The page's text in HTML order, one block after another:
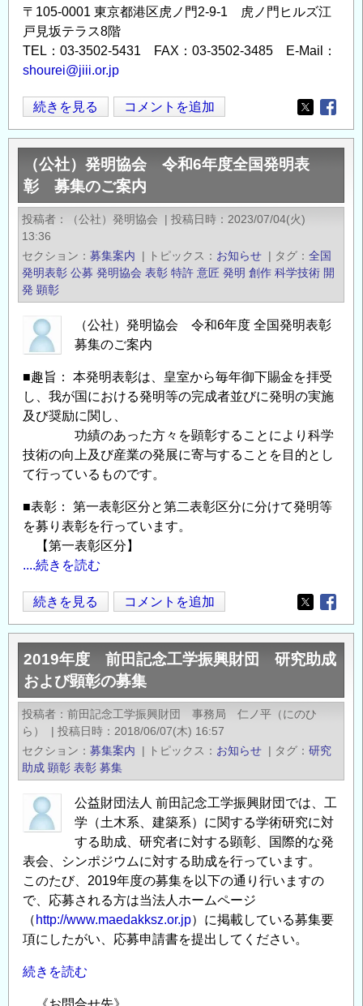
〒105-0001 東京都港区虎ノ門2-9-1 虎ノ門ヒルズ江
戸見坂テラス8階
TEL：03-3502-5431 FAX：03-3502-3485 E-Mail：
shourei@jiii.or.jp
(公
社)
発
明
協
会
令
和
6
年
地
方
発
表
募
集
ご
案
内
の
続きを見る コメントを追加
Opens in
（公社）発明協会 令和6年度全国発明表
彰 募集のご案内
投稿者 （公社）発明協会 | 投稿日時
2023/07/04(火)
13:36
セクション
募集案内 | トピックス お知らせ | タグ
全国
発明表彰 公募 発明協会 表彰 特許 意匠 発明 創作 科学技術 開
発 顕彰
（公社）発明協会 令和6年度 全国発明表彰
募集のご案内
■趣旨： 本発明表彰は、皇室から毎年御下賜金を拝受
し、我が国における発明等の完成者並びに発明の実施
及び奨励に関し、
功績のあった方々を顕彰することにより科学
技術の向上及び産業の発展に寄与することを目的とし
て行っているものです。
■表彰： 第一表彰区分と第二表彰区分に分けて発明等
を募り表彰を行っています。
【第一表彰区分】
....続きを読む
（公
社）
発
明
協
会
令
和
6
年
度
発
明
表
彰
募
集
続きを見る コメントを追加
Opens in
2019年度 前田記念工学振興財団 研究助成
および顕彰の募集
投稿者
前田記念工学振興財団 事務局 仁ノ平（にのひ
ら）
| 投稿日時
2018/06/07(木) 16:57
セクション
募集案内 | トピックス お知らせ | タグ
研究
助成 顕彰 表彰 募集
公益財団法人 前田記念工学振興財団では、工
学（土木系、建築系）に関する学術研究に対
する助成、研究者に対する顕彰、国際的な発
表会、シンポジウムに対する助成を行っています。
このたび、2019年度の募集を以下の通り行いますの
で、応募される方は当法人ホームページ
（ http://www.maedakksz.or.jp）に掲載している募集要
項にしたがい、応募申請書を提出してください。
続きを読む